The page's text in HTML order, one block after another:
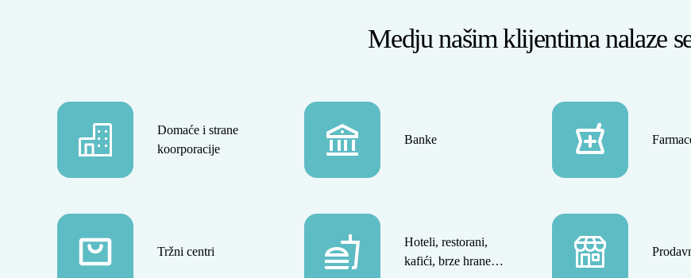
Medju našim klijentima nalaze
Domaće i strane
koorporacije
Banke
Tržni centri
Hoteli, restorani,
kafići, brze hrane…